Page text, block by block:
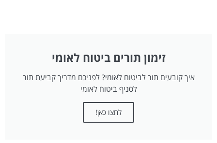
זימון תורים ביטוח לאומי
איך קובעים תור לביטוח לאומי? לפניכם מדריך קביעת תור
לסניף ביטוח לאומי
לחצו כאן!